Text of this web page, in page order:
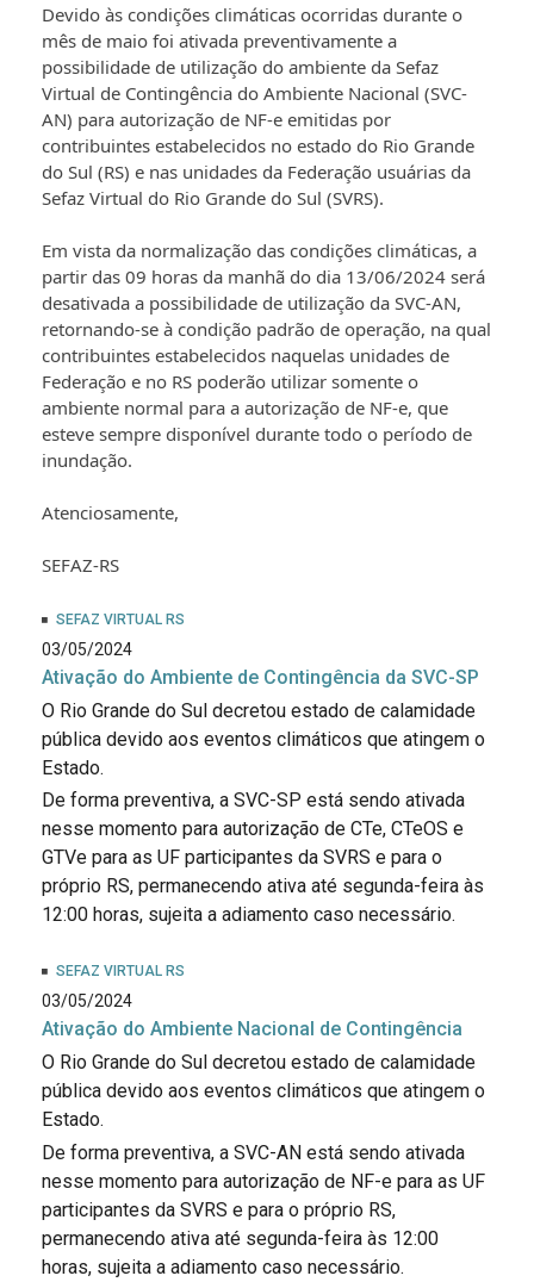
Devido às condições climáticas ocorridas durante o
mês de maio foi ativada preventivamente a
possibilidade de utilização do ambiente da Sefaz
Virtual de Contingência do Ambiente Nacional (SVC-
AN) para autorização de NF-e emitidas por
contribuintes estabelecidos no estado do Rio Grande
do Sul (RS) e nas unidades da Federação usuárias da
Sefaz Virtual do Rio Grande do Sul (SVRS).
Em vista da normalização das condições climáticas, a
partir das 09 horas da manhã do dia 13/06/2024 será
desativada a possibilidade de utilização da SVC-AN,
retornando-se à condição padrão de operação, na qual
contribuintes estabelecidos naquelas unidades de
Federação e no RS poderão utilizar somente o
ambiente normal para a autorização de NF-e, que
esteve sempre disponível durante todo o período de
inundação.
Atenciosamente,
SEFAZ-RS
SEFAZ VIRTUAL RS
03/05/2024
Ativação do Ambiente de Contingência da SVC-SP
O Rio Grande do Sul decretou estado de calamidade
pública devido aos eventos climáticos que atingem o
Estado.
De forma preventiva, a SVC-SP está sendo ativada
nesse momento para autorização de CTe, CTeOS e
GTVe para as UF participantes da SVRS e para o
próprio RS, permanecendo ativa até segunda-feira às
12:00 horas, sujeita a adiamento caso necessário.
SEFAZ VIRTUAL RS
03/05/2024
Ativação do Ambiente Nacional de Contingência
O Rio Grande do Sul decretou estado de calamidade
pública devido aos eventos climáticos que atingem o
Estado.
De forma preventiva, a SVC-AN está sendo ativada
nesse momento para autorização de NF-e para as UF
participantes da SVRS e para o próprio RS,
permanecendo ativa até segunda-feira às 12:00
horas, sujeita a adiamento caso necessário.